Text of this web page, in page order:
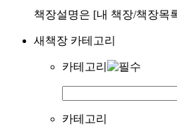
책장설명은 [내 책장/책장목
새책장 카테고리
카테고리
카테고리